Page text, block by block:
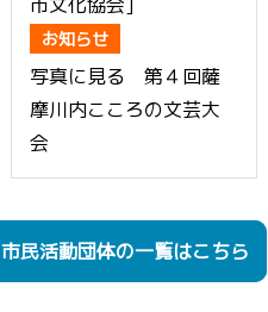
お知らせ
写真に見る 第４回薩
摩川内こころの文芸大
会
市民活動団体の一覧はこちら